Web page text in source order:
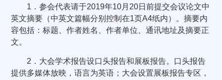
1 ．参会代表请于2019年10月 20日前提交会议论文中
英文摘要（中英文篇幅分别控制在1页A4纸内）。摘要内
容包括：标题、作者姓名、作者单位、通讯地址及摘要正
文。
2 ．大会学术报告设口头报告和展板报告。口头报告
提供多媒体放映，语言为英语；大会设置展板报告专区，